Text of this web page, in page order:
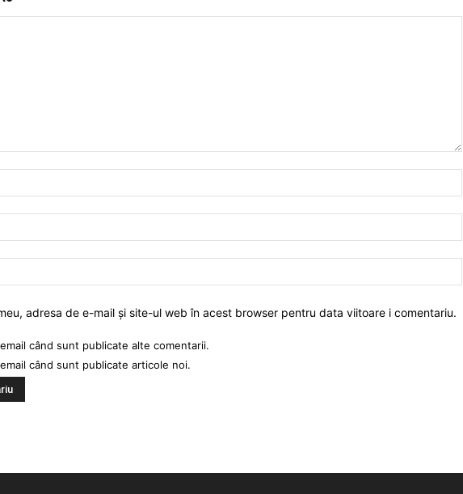
adresa de e-mail și site-ul web în acest browser pentru data viitoare i comentariu.
când sunt publicate alte comentarii.
când sunt publicate articole noi.